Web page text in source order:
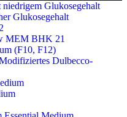
Glukosegehalt
Glukosegehalt
MEM BHK 21
(F10, F12)
Dulbecco-